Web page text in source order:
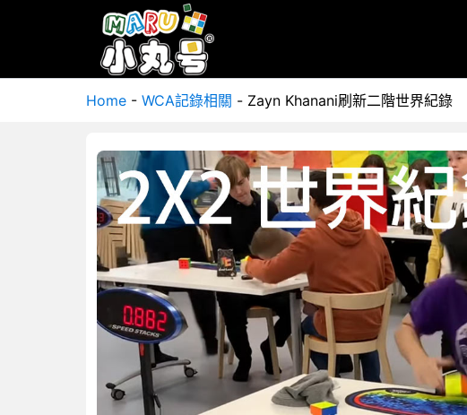
Home - WCA記錄相關 - Zayn Khanani刷新二階世界紀錄